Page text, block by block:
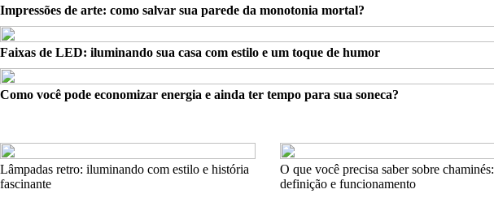
Impressões de arte: como salvar sua parede da monotonia mortal?
Faixas de LED: iluminando sua casa com estilo e um toque de humor
Como você pode economizar energia e ainda ter tempo para sua soneca?
Lâmpadas retro: iluminando com estilo e história
fascinante
O que você precisa saber sobre chaminés:
definição e funcionamento